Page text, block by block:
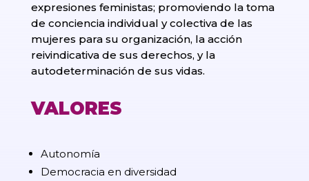
expresiones feministas; promoviendo la toma
de conciencia individual y colectiva de las
mujeres para su organización, la acción
reivindicativa de sus derechos, y la
autodeterminación de sus vidas.
VALORES
Autonomía
Democracia en diversidad